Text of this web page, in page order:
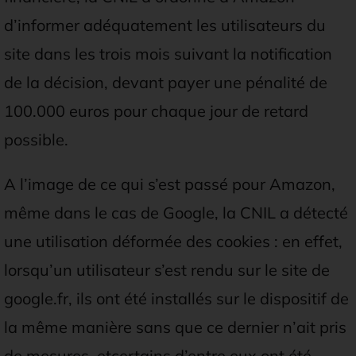
d’informer adéquatement les utilisateurs du
site dans les trois mois suivant la notification
de la décision, devant payer une pénalité de
100.000 euros pour chaque jour de retard
possible.
A l’image de ce qui s’est passé pour Amazon,
même dans le cas de Google, la CNIL a détecté
une utilisation déformée des cookies : en effet,
lorsqu’un utilisateur s’est rendu sur le site de
google.fr, ils ont été installés sur le dispositif de
la même manière sans que ce dernier n’ait pris